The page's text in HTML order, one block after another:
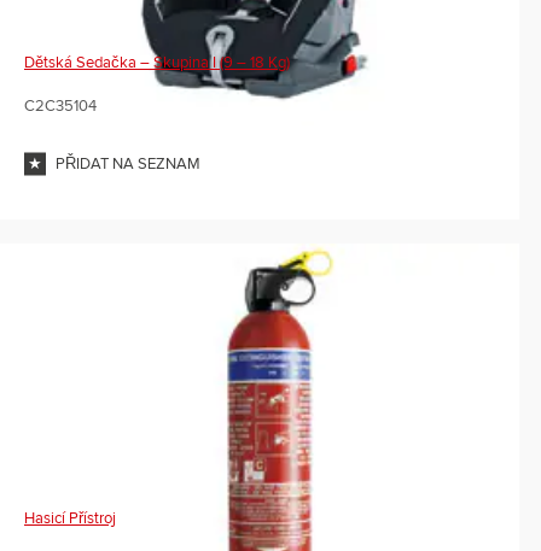
Dětská Sedačka – Skupina I (9 – 18 Kg)
C2C35104
PŘIDAT NA SEZNAM
Hasicí Přístroj